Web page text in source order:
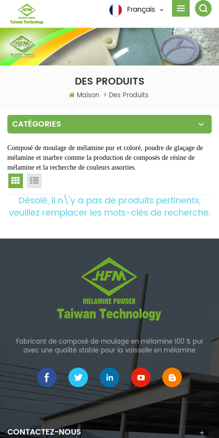
Français
DES PRODUITS
Maison > Des Produits
CATÉGORIES
Composé de moulage de mélamine pur et coloré, poudre de glaçage de
mélamine et marbre comme la production de composés de résine de
mélamine et la recherche de couleurs assorties.
Grid View
Désolé, il n\'y a pas de produits pertinents,
veuillez remplacer les mots-clés de recherche.
Fabricant de composé de moulage en mélamine 100 % pur
avec une qualité stable pour la vaisselle en mélamine
CONTACTEZ-NOUS